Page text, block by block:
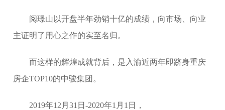
阅璟山以开盘半年劲销十亿的成绩，向市场、向业
主证明了用心之作的实至名归。
而这样的辉煌成就背后，是入渝近两年即跻身重庆
房企TOP10的中骏集团。
2019年12月31日-2020年1月1日，